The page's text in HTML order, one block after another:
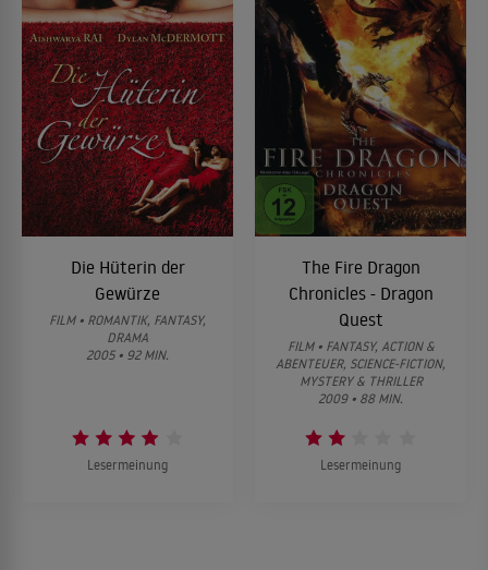
Die Hüterin der
Gewürze
FILM • ROMANTIK, FANTASY,
DRAMA
2005 • 92 MIN.
Lesermeinung
The Fire Dragon
Chronicles - Dragon
Quest
FILM • FANTASY, ACTION &
ABENTEUER, SCIENCE-FICTION,
MYSTERY & THRILLER
2009 • 88 MIN.
Lesermeinung